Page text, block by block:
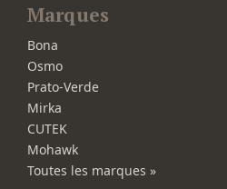
Marques
Bona
Osmo
Prato-Verde
Mirka
CUTEK
Mohawk
Toutes les marques »